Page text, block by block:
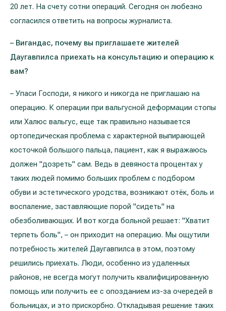
20 лет. На счету сотни операций. Сегодня он любезно
согласился ответить на вопросы журналиста.
– Вигандас, почему вы приглашаете жителей
Даугавпилса приехать на консультацию и операцию к
вам?
– Упаси Господи, я никого и никогда не приглашаю на
операцию. К операции при вальгусной деформации стопы
или Халюс вальгус, еще так правильно называется
ортопедическая проблема с характерной выпирающей
косточкой большого пальца, пациент, как я выражаюсь
должен "дозреть" сам. Ведь в девяноста процентах у
таких людей помимо больших проблем с подбором
обуви и эстетического уродства, возникают отёк, боль и
воспаление, заставляющие порой "сидеть" на
обезболивающих. И вот когда больной решает: "Хватит
терпеть боль", – он приходит на операцию. Мы ощутили
потребность жителей Даугавпилса в этом, поэтому
решились приехать. Люди, особенно из удаленных
районов, не всегда могут получить квалифицированную
помощь или получить ее с опозданием из-за очередей в
больницах, и это прискорбно. Откладывая решение таких